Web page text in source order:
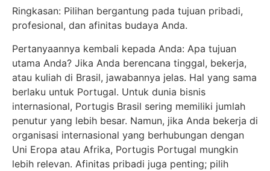
Ringkasan: Pilihan bergantung pada tujuan pribadi,
profesional, dan afinitas budaya Anda.
Pertanyaannya kembali kepada Anda: Apa tujuan
utama Anda? Jika Anda berencana tinggal, bekerja,
atau kuliah di Brasil, jawabannya jelas. Hal yang sama
berlaku untuk Portugal. Untuk dunia bisnis
internasional, Portugis Brasil sering memiliki jumlah
penutur yang lebih besar. Namun, jika Anda bekerja di
organisasi internasional yang berhubungan dengan
Uni Eropa atau Afrika, Portugis Portugal mungkin
lebih relevan. Afinitas pribadi juga penting; pilih